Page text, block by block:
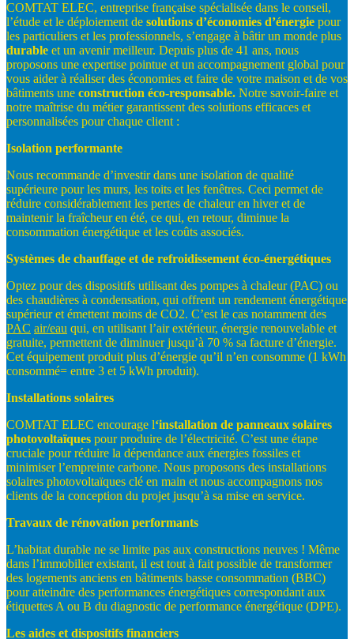
COMTAT ELEC, entreprise française spécialisée dans le conseil,
l’étude et le déploiement de solutions d’économies d’énergie pour
les particuliers et les professionnels, s’engage à bâtir un monde plus
durable et un avenir meilleur. Depuis plus de 41 ans, nous
proposons une expertise pointue et un accompagnement global pour
vous aider à réaliser des économies et faire de votre maison et de vos
bâtiments une construction éco-responsable. Notre savoir-faire et
notre maîtrise du métier garantissent des solutions efficaces et
personnalisées pour chaque client :
Isolation performante
Nous recommande d’investir dans une isolation de qualité
supérieure pour les murs, les toits et les fenêtres. Ceci permet de
réduire considérablement les pertes de chaleur en hiver et de
maintenir la fraîcheur en été, ce qui, en retour, diminue la
consommation énergétique et les coûts associés.
Systèmes de chauffage et de refroidissement éco-énergétiques
Optez pour des dispositifs utilisant des pompes à chaleur (PAC) ou
des chaudières à condensation, qui offrent un rendement énergétique
supérieur et émettent moins de CO2. C’est le cas notamment des
PAC air/eau qui, en utilisant l’air extérieur, énergie renouvelable et
gratuite, permettent de diminuer jusqu’à 70 % sa facture d’énergie.
Cet équipement produit plus d’énergie qu’il n’en consomme (1 kWh
consommé= entre 3 et 5 kWh produit).
Installations solaires
COMTAT ELEC encourage l‘installation de panneaux solaires
photovoltaïques pour produire de l’électricité. C’est une étape
cruciale pour réduire la dépendance aux énergies fossiles et
minimiser l’empreinte carbone. Nous proposons des installations
solaires photovoltaïques clé en main et nous accompagnons nos
clients de la conception du projet jusqu’à sa mise en service.
Travaux de rénovation performants
L’habitat durable ne se limite pas aux constructions neuves ! Même
dans l’immobilier existant, il est tout à fait possible de transformer
des logements anciens en bâtiments basse consommation (BBC)
pour atteindre des performances énergétiques correspondant aux
étiquettes A ou B du diagnostic de performance énergétique (DPE).
Les aides et dispositifs financiers